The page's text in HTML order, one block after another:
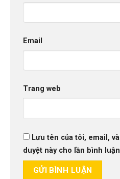
Email
Trang web
Lưu tên của tôi, email,
duyệt này cho lần bình